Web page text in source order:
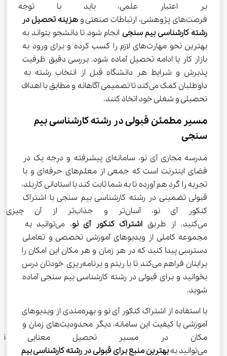
بر اعتبار علمی، باید با توجه
فرصت‌های پژوهشی، ارتباطات صنعتی و
هزینه تحصیل در
رشته کارشناسی بیم سنجی انجام شود تا دانشجو بتواند به
بهترین نحو مهارت‌های لازم را کسب کرده و برای ورود به
بازار کار یا ادامه تحصیل آماده شود. بررسی دقیق ظرفیت
پذیرش و شرایط هر دانشگاه قبل از انتخاب رشته به
داوطلبان کمک می‌کند تا تصمیمی آگاهانه و مطابق با اهداف
تحصیلی و شغلی خود اتخاذ کنند.
مسیر مطمئن قبولی در رشته کارشناسی بیم
سنجی
مدرسه مجازی آی نو، سامانه‌ای پیشرفته و درجه یک در
فضای اینترنت است که جمعی از معلم‌های حرفه‌ای و با
تجربه را گرد هم آورده تا به شما ثابت کند با استادانی کاربلد،
قبولی تضمینی در رشته کارشناسی بیم سنجی با اشتراک
کنکور آی نو، آسان‌تر و
می‌کنید. از طریق
اشتراک کنکور آی نو
، می‌توانید به
مجموعه کاملی از ویدیوهای آموزشی تخصصی و تعاملی
دسترسی پیدا کنید که در هر زمان و هر مکان این امکان را
برایتان فراهم می‌کند تا با ریتم و برنامه‌ریزی خودتان درس
بخوانید و برای قبولی در رشته کارشناسی بیم سنجی آماده
شوید.
با استفاده از اشتراک کنکور آی نو و بهره‌مندی از ویدیوهای
آموزشی با کیفیت این سامانه، دیگر محدودیت‌های زمان و
مکان در مسیر تحصیل معنایی
می‌توانید به
بهترین منبع برای قبولی در رشته کارشناسی بیم